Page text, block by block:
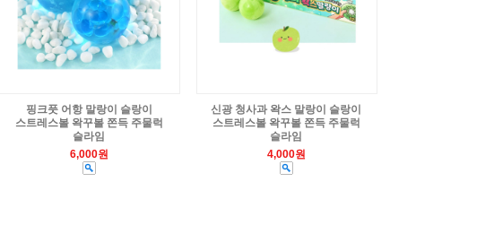
핑크풋 어항 말랑이 슬랑이
스트레스볼 왁꾸볼 쫀득 주물럭
슬라임
6,000원
신광 청사과 왁스 말랑이 슬랑이
스트레스볼 왁꾸볼 쫀득 주물럭
슬라임
4,000원